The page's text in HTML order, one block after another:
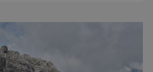
sem. Madonna di
každé ráno, kdy první
vrcholcích Brenty